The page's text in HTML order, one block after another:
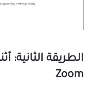
الطريقة الثانية:
Zoom